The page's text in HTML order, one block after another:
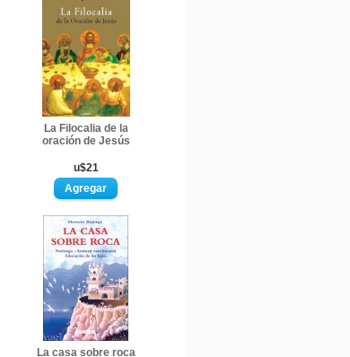
La Filocalia de la
oración de Jesús
u$21
La casa sobre roca